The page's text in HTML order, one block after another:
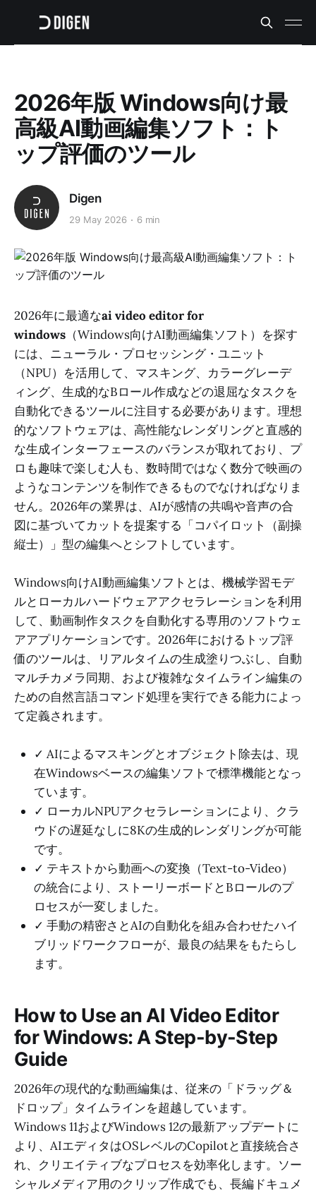
2026年版 Windows向け最
高級AI動画編集ソフト：ト
ップ評価のツール
Digen
29 May 2026 6 min
2026年に最適なai video editor for
windows （Windows向けAI動画編集ソフト）を探す
には、ニューラル・プロセッシング・ユニット
（NPU）を活用して、マスキング、カラーグレーデ
ィング、生成的なBロール作成などの退屈なタスクを
自動化できるツールに注目する必要があります。理想
的なソフトウェアは、高性能なレンダリングと直感的
な生成インターフェースのバランスが取れており、プ
ロも趣味で楽しむ人も、数時間ではなく数分で映画の
ようなコンテンツを制作できるものでなければなりま
せん。2026年の業界は、AIが感情の共鳴や音声の合
図に基づいてカットを提案する「コパイロット（副操
縦士）」型の編集へとシフトしています。
Windows向けAI動画編集ソフトとは、機械学習モデ
ルとローカルハードウェアアクセラレーションを利用
して、動画制作タスクを自動化する専用のソフトウェ
アアプリケーションです。2026年におけるトップ評
価のツールは、リアルタイムの生成塗りつぶし、自動
マルチカメラ同期、および複雑なタイムライン編集の
ための自然言語コマンド処理を実行できる能力によっ
て定義されます。
✓ AIによるマスキングとオブジェクト除去は、現
在Windowsベースの編集ソフトで標準機能となっ
ています。
✓ ローカルNPUアクセラレーションにより、クラ
ウドの遅延なしに8Kの生成的レンダリングが可能
です。
✓ テキストから動画への変換（Text-to-Video）
の統合により、ストーリーボードとBロールのプ
ロセスが一変しました。
✓ 手動の精密さとAIの自動化を組み合わせたハイ
ブリッドワークフローが、最良の結果をもたらし
ます。
How to Use an AI Video Editor
for Windows: A Step-by-Step
Guide
2026年の現代的な動画編集は、従来の「ドラッグ＆
ドロップ」タイムラインを超越しています。
Windows 11およびWindows 12の最新アップデートに
より、AIエディタはOSレベルのCopilotと直接統合さ
れ、クリエイティブなプロセスを効率化します。ソー
シャルメディア用のクリップ作成でも、長編ドキュメ